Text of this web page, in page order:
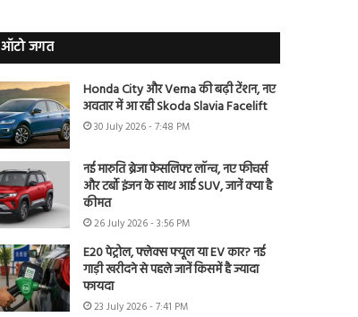
ऑटो जगत
Honda City और Verna की बढ़ी टेंशन, नए
अवतार में आ रही Skoda Slavia Facelift
30 July 2026 - 7:48 PM
नई मारुति ब्रेजा फेसलिफ्ट लॉन्च, नए फीचर्स
और टर्बो इंजन के साथ आई SUV, जानें क्या है
कीमत
26 July 2026 - 3:56 PM
E20 पेट्रोल, फ्लेक्स फ्यूल या EV कार? नई
गाड़ी खरीदने से पहले जानें किसमें है ज्यादा
फायदा
23 July 2026 - 7:41 PM